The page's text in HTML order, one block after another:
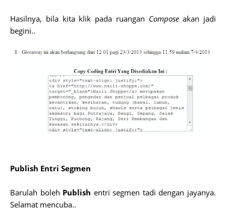
Hasilnya, bila kita klik pada ruangan Composeakan jadi
begini..
Publish Entri Segmen
Barulah boleh Publish entri segmen tadi dengan jayanya.
Selamat mencuba..